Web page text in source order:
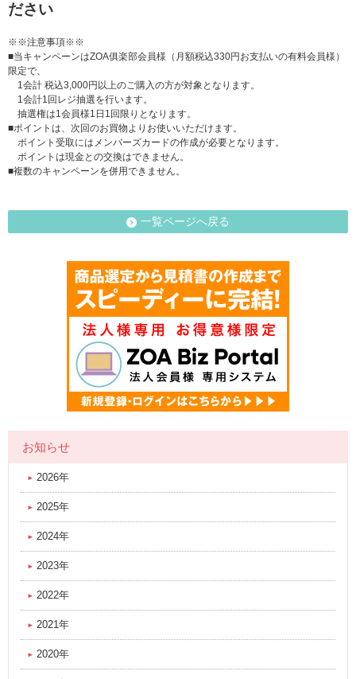
ださい
※※注意事項※※
■当キャンペーンはZOA俱楽部会員様（月額税込330円お支払いの有料会員様）
限定で、
1会計 税込3,000円以上のご購入の方が対象となります。
1会計1回レジ抽選を行います。
抽選権は1会員様1日1回限りとなります。
■ポイントは、次回のお買物よりお使いいただけます。
ポイント受取にはメンバーズカードの作成が必要となります。
ポイントは現金との交換はできません。
■複数のキャンペーンを併用できません。
一覧ページへ戻る
お知らせ
2026年
2025年
2024年
2023年
2022年
2021年
2020年